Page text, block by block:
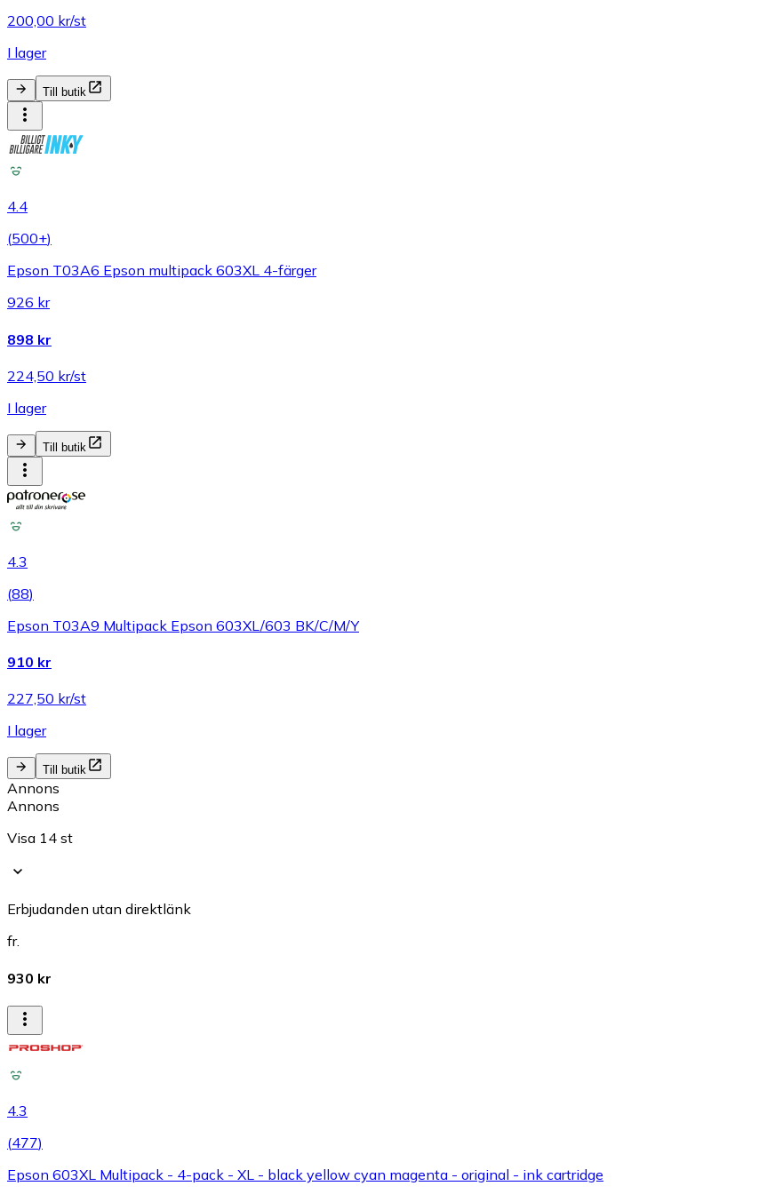
200,00 kr/st
I lager
Till butik
4.4
(500+)
Epson T03A6 Epson multipack 603XL 4-färger
926 kr
898 kr
224,50 kr/st
I lager
Till butik
4.3
(88)
Epson T03A9 Multipack Epson 603XL/603 BK/C/M/Y
910 kr
227,50 kr/st
I lager
Till butik
Annons
Annons
Visa 14 st
Erbjudanden utan direktlänk
fr.
930 kr
4.3
(477)
Epson 603XL Multipack - 4-pack - XL - black yellow cyan magenta - original - ink cartridge